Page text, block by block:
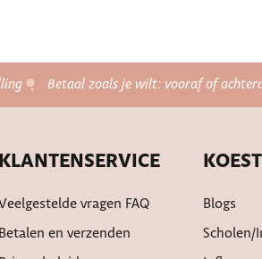
Betaal zoals je wilt: vooraf of
KLANTENSERVICE
vragen FAQ
Betalen en verzenden
Blogs
Scholen/